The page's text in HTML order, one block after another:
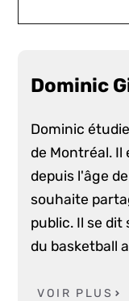
Dominic
Dominic
de Montréal. Il
depuis l'âge
souhaite
public. Il se
du basketball
VOIR PLUS